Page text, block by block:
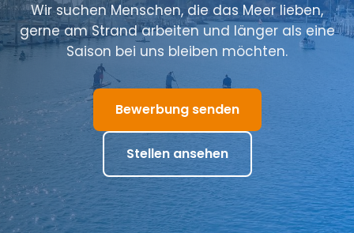
Wir suchen Menschen, die das Meer lieben,
gerne am Strand arbeiten und länger als eine
Saison bei uns bleiben möchten.
Bewerbung senden
Stellen ansehen